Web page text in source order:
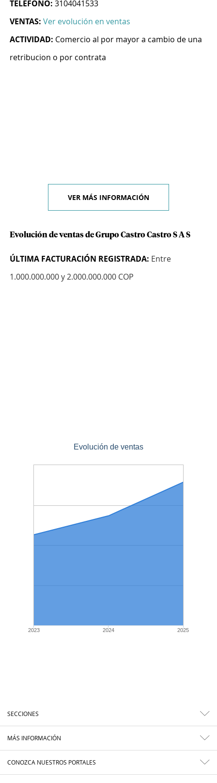
TELÉFONO: 3104041533
VENTAS: Ver evolución en ventas
ACTIVIDAD: Comercio al por mayor a cambio de una
retribucion o por contrata
VER MÁS INFORMACIÓN
Evolución de ventas de Grupo Castro Castro S A S
ÚLTIMA FACTURACIÓN REGISTRADA: Entre
1.000.000.000 y 2.000.000.000 COP
Evolución de ventas
2023 2024 2025
SECCIONES
MÁS INFORMACIÓN
CONOZCA NUESTROS PORTALES